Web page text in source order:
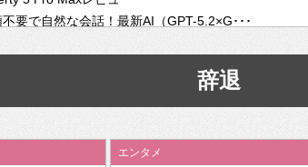
不要で自然な会話！最新AI（GPT-5.2×G･･･
感と生産性】VITURE Luma Ultra･･･
AIで突破。ジャストシステム、”自分が今話し･･･
タインは「自分で作って、想いを渡す」 TE･･･
辞退
エンタメ